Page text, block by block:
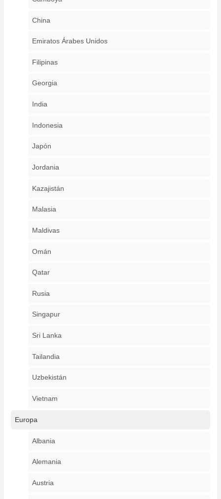
China
Emiratos Árabes Unidos
Filipinas
Georgia
India
Indonesia
Japón
Jordania
Kazajistán
Malasia
Maldivas
Omán
Qatar
Rusia
Singapur
Sri Lanka
Tailandia
Uzbekistán
Vietnam
Europa
Albania
Alemania
Austria